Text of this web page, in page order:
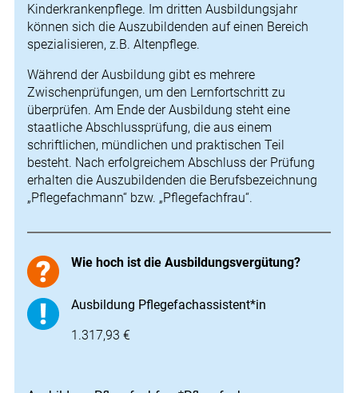
Kinderkrankenpflege. Im dritten Ausbildungsjahr
können sich die Auszubildenden auf einen Bereich
spezialisieren, z.B. Altenpflege.
Während der Ausbildung gibt es mehrere
Zwischenprüfungen, um den Lernfortschritt zu
überprüfen. Am Ende der Ausbildung steht eine
staatliche Abschlussprüfung, die aus einem
schriftlichen, mündlichen und praktischen Teil
besteht. Nach erfolgreichem Abschluss der Prüfung
erhalten die Auszubildenden die Berufsbezeichnung
„Pflegefachmann“ bzw. „Pflegefachfrau“.
Wie hoch ist die Ausbildungsvergütung?
Ausbildung Pflegefachassistent*in
1.317,93 €